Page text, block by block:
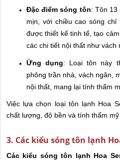
Đặc điểm sóng tôn: Tôn 13
mịn, với chiều cao sóng chỉ
được thiết kế tinh tế, tạo
các chi tiết nội thất như
Ứng dụng: Loại tôn này
phông trần nhà, vách ngăn,
nội thất, mang lại tính thẩm
Việc lựa chọn loại tôn lạnh Hoa
chất lượng, độ bền và tính thẩm
3. Các kiểu sóng tôn lạnh
Các kiểu sóng tôn lạnh Hoa